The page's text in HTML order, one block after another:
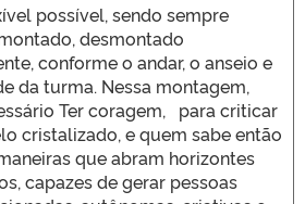
possível, sendo sempre
desmontado
conforme o andar, o anseio e
da turma. Nessa montagem,
Ter coragem, para criticar
cristalizado, e quem sabe então
que abram horizontes
capazes de gerar pessoas